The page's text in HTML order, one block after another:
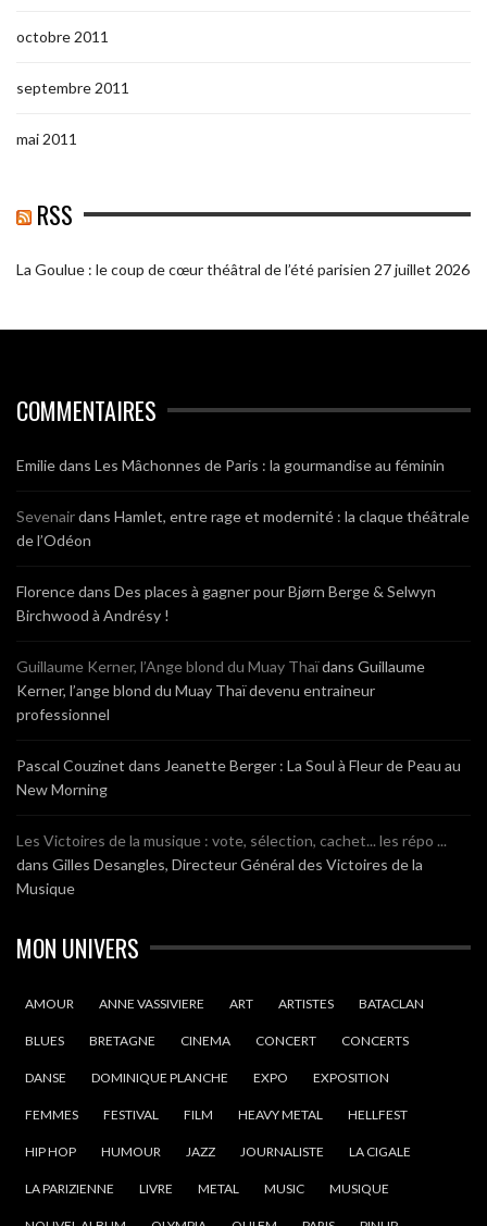
octobre 2011
septembre 2011
mai 2011
RSS
La Goulue : le coup de cœur théâtral de l’été parisien 27 juillet 2026
COMMENTAIRES
Emiliedans Les Mâchonnes de Paris : la gourmandise au féminin
Sevenairdans Hamlet, entre rage et modernité : la claque théâtrale
de l’Odéon
Florencedans Des places à gagner pour Bjørn Berge & Selwyn
Birchwood à Andrésy !
Guillaume Kerner, l’Ange blond du Muay Thaïdans Guillaume
Kerner, l’ange blond du Muay Thaï devenu entraineur
professionnel
Pascal Couzinet dans Jeanette Berger : La Soul à Fleur de Peau au
New Morning
Les Victoires de la musique : vote, sélection, cachet... les répo ...
dans Gilles Desangles, Directeur Général des Victoires de la
Musique
MON UNIVERS
AMOUR ANNE VASSIVIERE ART ARTISTES BATACLAN
BLUES BRETAGNE CINEMA CONCERT CONCERTS
DANSE DOMINIQUE PLANCHE EXPO EXPOSITION
FEMMES FESTIVAL FILM HEAVY METAL HELLFEST
HIP HOP HUMOUR JAZZ JOURNALISTE LA CIGALE
LA PARIZIENNE LIVRE METAL MUSIC MUSIQUE